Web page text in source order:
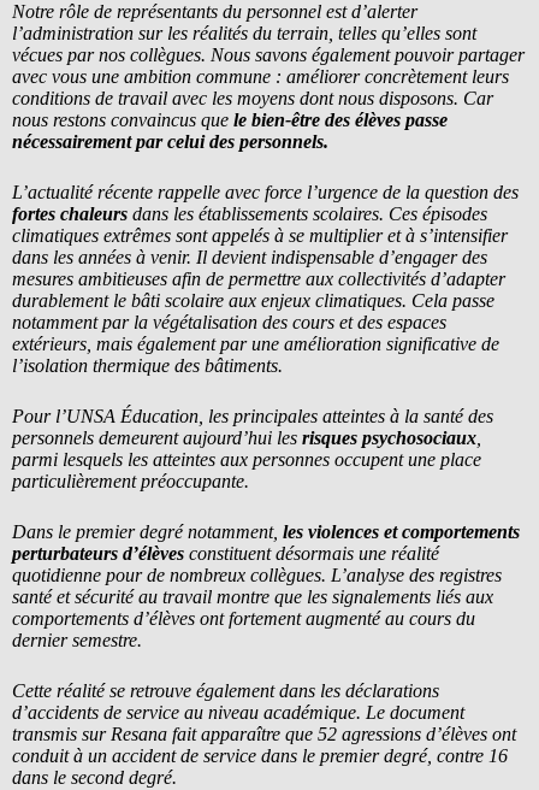
Notre rôle de représentants du personnel est d’alerter
l’administration sur les réalités du terrain, telles qu’elles sont
vécues par nos collègues. Nous savons également pouvoir partager
avec vous une ambition commune : améliorer concrètement leurs
conditions de travail avec les moyens dont nous disposons. Car
nous restons convaincus que le bien-être des élèves passe
nécessairement par celui des personnels.
L’actualité récente rappelle avec force l’urgence de la question des
fortes chaleurs dans les établissements scolaires. Ces épisodes
climatiques extrêmes sont appelés à se multiplier et à s’intensifier
dans les années à venir. Il devient indispensable d’engager des
mesures ambitieuses afin de permettre aux collectivités d’adapter
durablement le bâti scolaire aux enjeux climatiques. Cela passe
notamment par la végétalisation des cours et des espaces
extérieurs, mais également par une amélioration significative de
l’isolation thermique des bâtiments.
Pour l’UNSA Éducation, les principales atteintes à la santé des
personnels demeurent aujourd’hui les risques psychosociaux
parmi lesquels les atteintes aux personnes occupent une place
particulièrement préoccupante.
Dans le premier degré notamment, les violences et comportements
perturbateurs d’élèves constituent désormais une réalité
quotidienne pour de nombreux collègues. L’analyse des registres
santé et sécurité au travail montre que les signalements liés aux
comportements d’élèves ont fortement augmenté au cours du
dernier semestre.
Cette réalité se retrouve également dans les déclarations
d’accidents de service au niveau académique. Le document
transmis sur Resana fait apparaître que 52 agressions d’élèves ont
conduit à un accident de service dans le premier degré, contre 16
dans le second degré.